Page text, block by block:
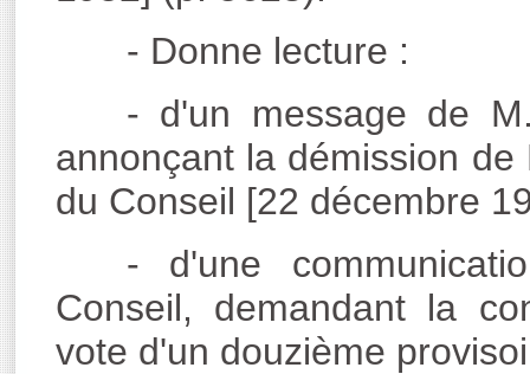
- Donne lecture :
- d'un message de
annonçant la démission
du Conseil [22 décembre
- d'une
Conseil, demandant la
vote d'un douzième